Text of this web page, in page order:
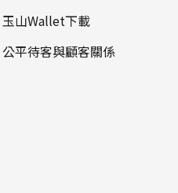
玉山Wallet下載
公平待客與顧客關係